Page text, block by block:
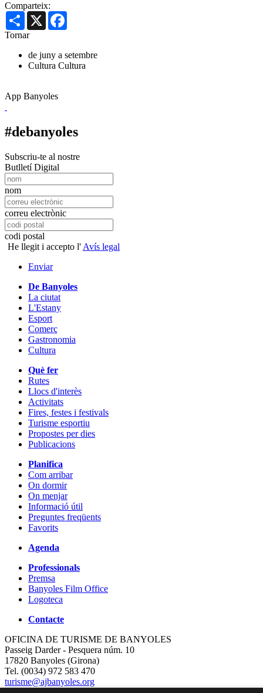
Comparteix:
Share X
Tornar
de juny a setembre
Cultura Cultura
App Banyoles
#debanyoles
Subscriu-te al nostre
Butlletí Digital
nom
correu electrònic
codi postal
He llegit i accepto l' Avís legal
Enviar
De Banyoles
La ciutat
L'Estany
Esport
Comerç
Gastronomia
Cultura
Què fer
Rutes
Llocs d'interès
Activitats
Fires, festes i festivals
Turisme esportiu
Propostes per dies
Publicacions
Planifica
Com arribar
On dormir
On menjar
Informació útil
Preguntes freqüents
Favorits
Agenda
Professionals
Premsa
Banyoles Film Office
Logoteca
Contacte
OFICINA DE TURISME DE BANYOLES
Passeig Darder - Pesquera núm. 10
17820 Banyoles (Girona)
Tel. (0034) 972 583 470
turisme@ajbanyoles.org